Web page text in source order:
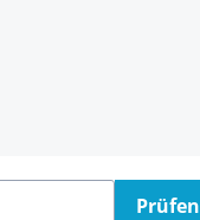
Prüfen